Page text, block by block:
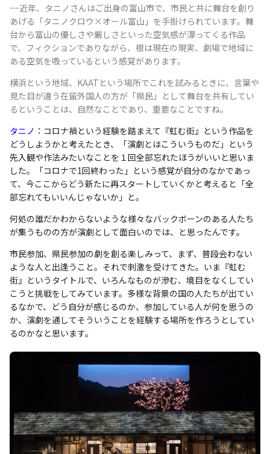
−−近年、タニノさんはご出身の富山市で、市民と共に舞台を創り
あげる「タニノクロウ×オール富山」を手掛けられています。舞
台から富山の優しさや厳しさといった空気感が漂ってくる作品
で、フィクションでありながら、根は現在の現実、劇場で地域に
ある空気を吸っているという感覚があります。
横浜という地域、KAATという場所でこれを試みるときに、言葉や
見た目が違う在留外国人の方が「県民」として舞台を共有してい
るということは、自然なことであり、重要なことですね。
タニノ ：コロナ禍という経験を踏まえて『虹む街』という作品を
どうしようかと考えたとき、「演劇とはこういうものだ」という
先入観や作法みたいなことを１回全部忘れたほうがいいと思いま
した。「コロナで1回終わった」という感覚が自分のなかであっ
て、今ここからどう新たに再スタートしていくかと考えると「全
部忘れてもいいんじゃないか」と。
何処の誰だかわからないような様々なバックボーンのある人たち
が集うものの方が演劇として面白いのでは、と思ったんです。
市民参加、県民参加の劇を創る楽しみって、まず、普段会わない
ような人と出逢うこと。それで刺激を受けてきた。いま『虹む
街』というタイトルで、いろんなものが滲む、境目をなくしてい
こうと挑戦をしてみています。多様な背景の国の人たちが出てい
るなかで、どう自分が感じるのか、参加している人が何を思うの
か、演劇を通してそういうことを経験する場所を作ろうとしてい
るのかなと思います。